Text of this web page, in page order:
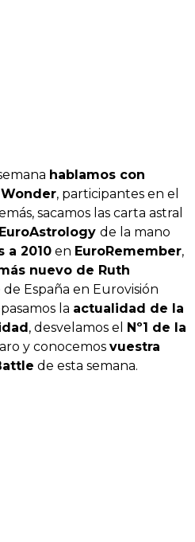
hablamos con
, participantes en el
sacamos las carta astral
EuroAstrology de la mano
a 2010 en EuroRemember,
nuevo de Ruth
España en Eurovisión
la actualidad de la
, desvelamos el Nº1 de la
y conocemos vuestra
de esta semana.